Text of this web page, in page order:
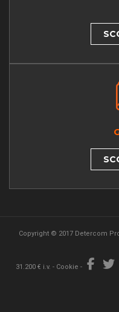
Copyright © 2017 Detercom
31.200 € i.v. - Cookie -